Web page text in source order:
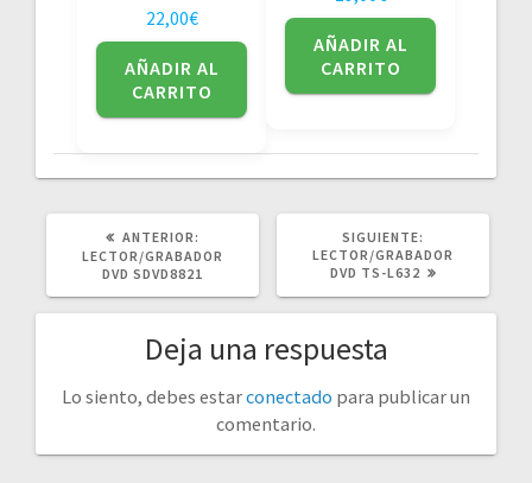
22,00€
AÑADIR AL
CARRITO
AÑADIR AL
CARRITO
ANTERIOR:
ANTERIOR:
LECTOR/GRABADOR
DVD SDVD8821
SIGUIENTE:
POST:
LECTOR/GRABADOR
DVD TS-L632
Deja una respuesta
Lo siento, debes estarconectado para publicar un
comentario.